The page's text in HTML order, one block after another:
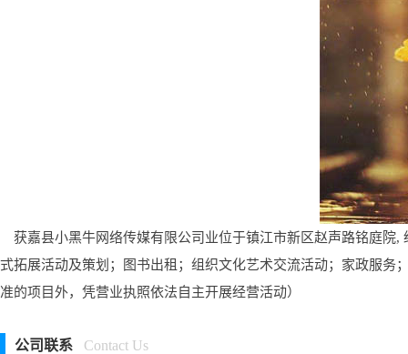
获嘉县小黑牛网络传媒有限公司业位于镇江市新区赵声路铭庭院,
式拓展活动及策划；图书出租；组织文化艺术交流活动；家政服
准的项目外，凭营业执照依法自主开展经营活动）
公司联系 Contact Us